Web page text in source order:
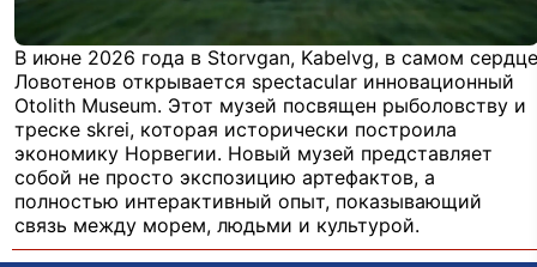
В июне 2026 года в Storvgan, Kabelvg, в самом сердце
Ловотенов открывается spectacular инновационный
Otolith Museum. Этот музей посвящен рыболовству и
треске skrei, которая исторически построила
экономику Норвегии. Новый музей представляет
собой не просто экспозицию артефактов, а
полностью интерактивный опыт, показывающий
связь между морем, людьми и культурой.